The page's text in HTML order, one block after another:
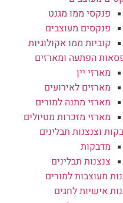
פנקסי ממו מגנט
פנקסים מעוצבים
קוביות ממו אקולוגיות
הפתעה ומארזים
מארזי יין
מארזים לאירועים
מארזי מתנה למורים
מארזי מזכרות מטיולים
וצנצנות תבלינים
מדבקות
צנצנות תבלינים
מעוצבות למורים
אישיות לחגים